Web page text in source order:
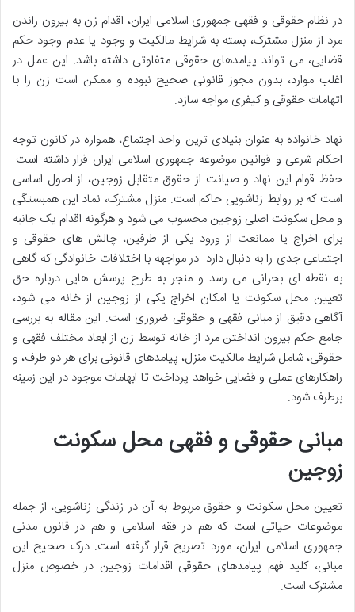
در نظام حقوقی و فقهی جمهوری اسلامی ایران، اقدام زن به بیرون راندن
مرد از منزل مشترک، بسته به شرایط مالکیت و وجود یا عدم وجود حکم
قضایی، می تواند پیامدهای حقوقی متفاوتی داشته باشد. این عمل در
اغلب موارد، بدون مجوز قانونی صحیح نبوده و ممکن است زن را با
اتهامات حقوقی و کیفری مواجه سازد.
نهاد خانواده به عنوان بنیادی ترین واحد اجتماع، همواره در کانون توجه
احکام شرعی و قوانین موضوعه جمهوری اسلامی ایران قرار داشته است.
حفظ قوام این نهاد و صیانت از حقوق متقابل زوجین، از اصول اساسی
است که بر روابط زناشویی حاکم است. منزل مشترک، نماد این همبستگی
و محل سکونت اصلی زوجین محسوب می شود و هرگونه اقدام یک جانبه
برای اخراج یا ممانعت از ورود یکی از طرفین، چالش های حقوقی و
اجتماعی جدی را به دنبال دارد. در مواجهه با اختلافات خانوادگی که گاهی
به نقطه ای بحرانی می رسد و منجر به طرح پرسش هایی درباره حق
تعیین محل سکونت یا امکان اخراج یکی از زوجین از خانه می شود،
آگاهی دقیق از مبانی فقهی و حقوقی ضروری است. این مقاله به بررسی
جامع حکم بیرون انداختن مرد از خانه توسط زن از ابعاد مختلف فقهی و
حقوقی، شامل شرایط مالکیت منزل، پیامدهای قانونی برای هر دو طرف، و
راهکارهای عملی و قضایی خواهد پرداخت تا ابهامات موجود در این زمینه
برطرف شود.
مبانی حقوقی و فقهی محل سکونت
زوجین
تعیین محل سکونت و حقوق مربوط به آن در زندگی زناشویی، از جمله
موضوعات حیاتی است که هم در فقه اسلامی و هم در قانون مدنی
جمهوری اسلامی ایران، مورد تصریح قرار گرفته است. درک صحیح این
مبانی، کلید فهم پیامدهای حقوقی اقدامات زوجین در خصوص منزل
مشترک است.